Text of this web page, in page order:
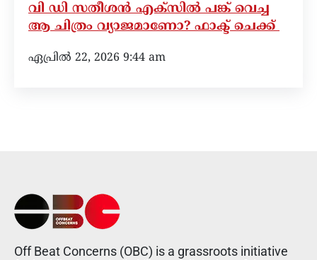
വി ഡി സതീശൻ എക്‌സിൽ പങ്ക് വെച്ച
ആ ചിത്രം വ്യാജമാണോ? ഫാക്ട് ചെക്ക്
ഏപ്രിൽ 22, 2026 9:44 am
Off Beat Concerns (OBC) is a grassroots initiative